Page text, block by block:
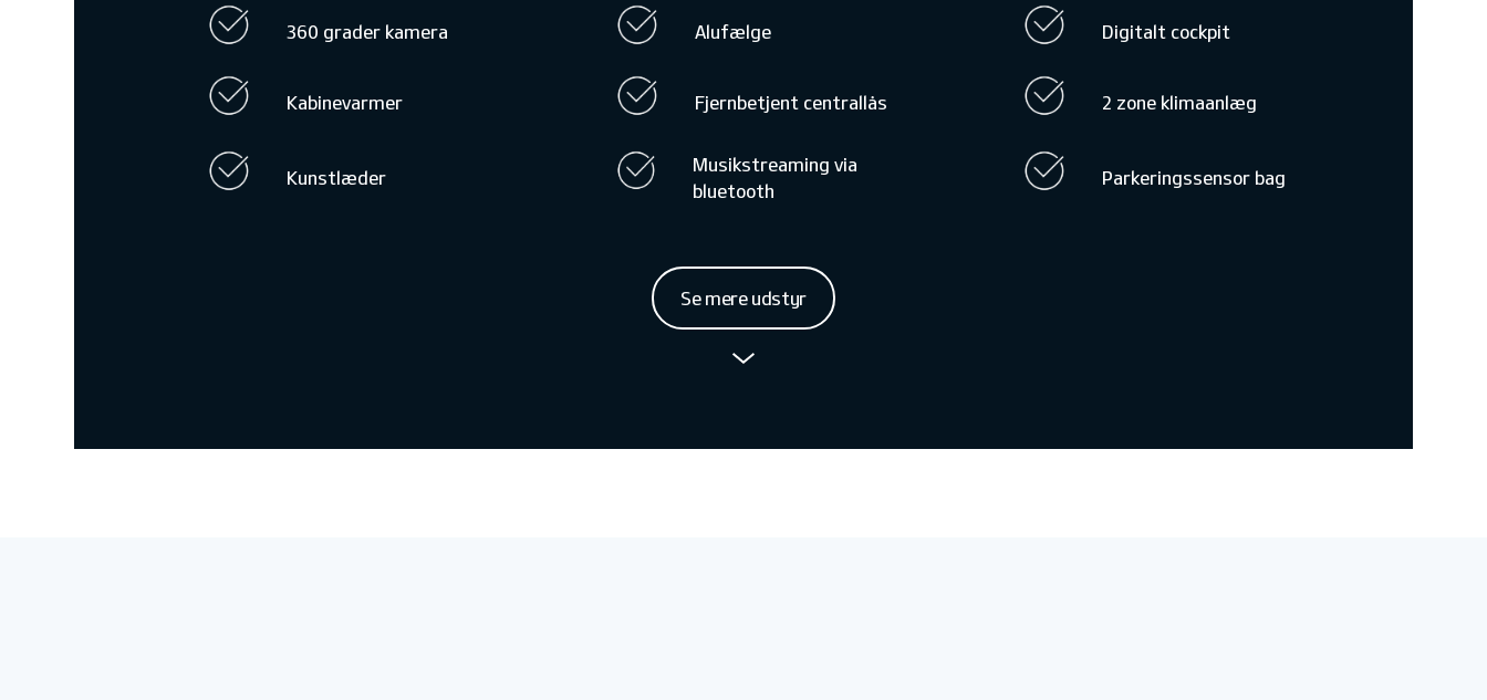
360 grader kamera Alufælge Digitalt cockpit
Kabinevarmer Fjernbetjent centrallås 2 zone klimaanlæg
Kunstlæder
Musikstreaming via
bluetooth
Parkeringssensor bag
Se mere udstyr